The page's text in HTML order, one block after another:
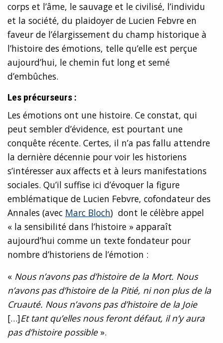
corps et l’âme, le sauvage et le civilisé, l’individu
et la société, du plaidoyer de Lucien Febvre en
faveur de l’élargissement du champ historique à
l’histoire des émotions, telle qu’elle est perçue
aujourd’hui, le chemin fut long et semé
d’embûches.
Les précurseurs :
Les émotions ont une histoire. Ce constat, qui
peut sembler d’évidence, est pourtant une
conquête récente. Certes, il n’a pas fallu attendre
la dernière décennie pour voir les historiens
s’intéresser aux affects et à leurs manifestations
sociales. Qu’il suffise ici d’évoquer la figure
emblématique de Lucien Febvre, cofondateur des
Annales (avec Marc Bloch) dont le célèbre appel
« la sensibilité dans l’histoire » apparaît
aujourd’hui comme un texte fondateur pour
nombre d’historiens de l’émotion :
« Nous n’avons pas d’histoire de la Mort. Nous
n’avons pas d’histoire de la Pitié, ni non plus de la
Cruauté. Nous n’avons pas d’histoire de la Joie
[…]Et tant qu’elles nous feront défaut, il n’y aura
pas d’histoire possible».